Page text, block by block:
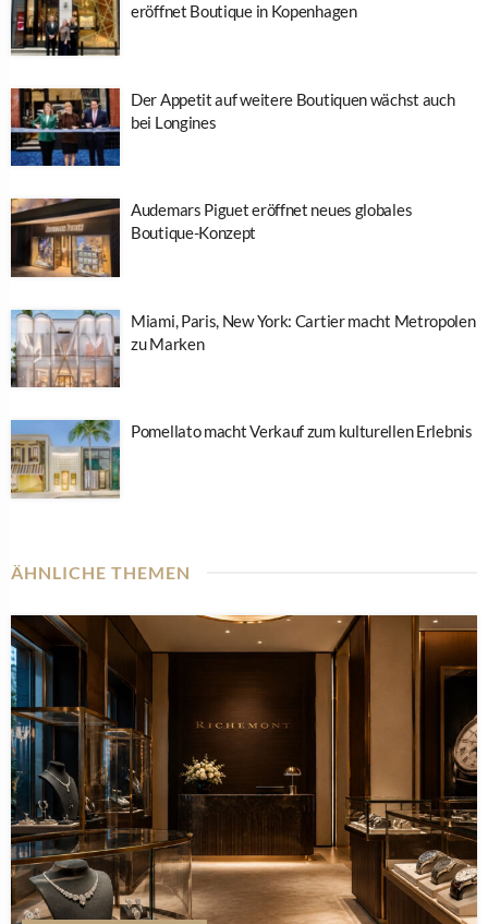
eröffnet Boutique in Kopenhagen
Der Appetit auf weitere Boutiquen wächst auch
bei Longines
Audemars Piguet eröffnet neues globales
Boutique-Konzept
Miami, Paris, New York: Cartier macht Metropolen
zu Marken
Pomellato macht Verkauf zum kulturellen Erlebnis
ÄHNLICHE THEMEN